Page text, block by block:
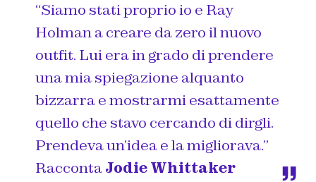
“Siamo stati proprio io e Ray
Holman a creare da zero il nuovo
outfit. Lui era in grado di prendere
una mia spiegazione alquanto
bizzarra e mostrarmi esattamente
quello che stavo cercando di dirgli.
Prendeva un’idea e la migliorava.”
RaccontaJodie Whittaker